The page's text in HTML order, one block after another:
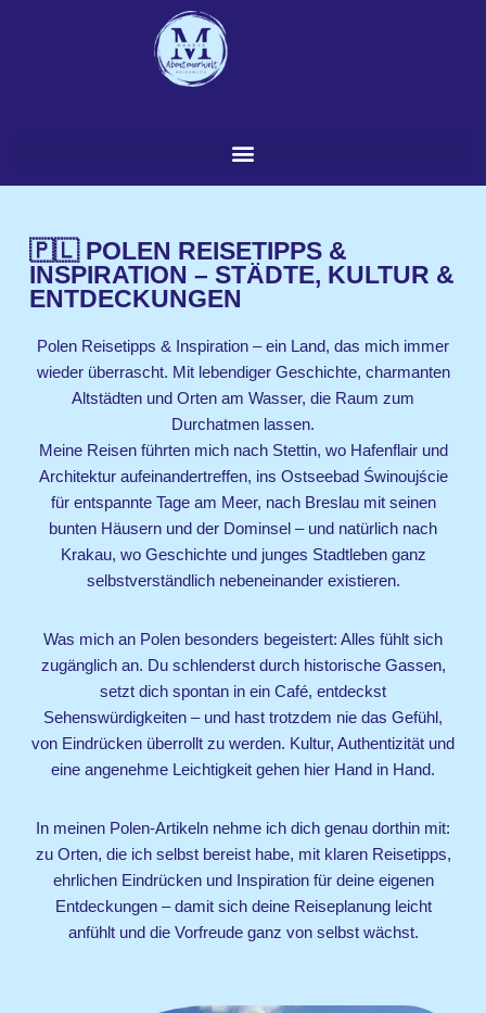
🇵🇱 POLEN REISETIPPS &
INSPIRATION – STÄDTE, KULTUR &
ENTDECKUNGEN
Polen Reisetipps & Inspiration – ein Land, das mich immer
wieder überrascht. Mit lebendiger Geschichte, charmanten
Altstädten und Orten am Wasser, die Raum zum
Durchatmen lassen.
Meine Reisen führten mich nach Stettin, wo Hafenflair und
Architektur aufeinandertreffen, ins Ostseebad Świnoujście
für entspannte Tage am Meer, nach Breslau mit seinen
bunten Häusern und der Dominsel – und natürlich nach
Krakau, wo Geschichte und junges Stadtleben ganz
selbstverständlich nebeneinander existieren.
Was mich an Polen besonders begeistert: Alles fühlt sich
zugänglich an. Du schlenderst durch historische Gassen,
setzt dich spontan in ein Café, entdeckst
Sehenswürdigkeiten – und hast trotzdem nie das Gefühl,
von Eindrücken überrollt zu werden. Kultur, Authentizität und
eine angenehme Leichtigkeit gehen hier Hand in Hand.
In meinen Polen-Artikeln nehme ich dich genau dorthin mit:
zu Orten, die ich selbst bereist habe, mit klaren Reisetipps,
ehrlichen Eindrücken und Inspiration für deine eigenen
Entdeckungen – damit sich deine Reiseplanung leicht
anfühlt und die Vorfreude ganz von selbst wächst.